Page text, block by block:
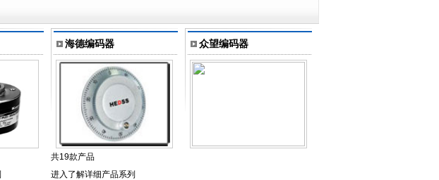
海德编码器
共19款产品
进入了解详细产品系列
众望编码器